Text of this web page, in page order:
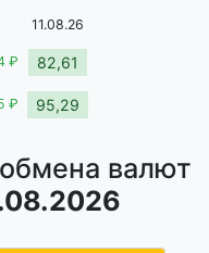
валют
11.08.26
₽ 82,61
₽ 95,29